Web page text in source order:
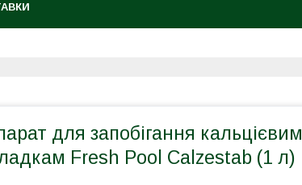
для запобігання кальцієвим
Fresh Pool Calzestab (1 л)